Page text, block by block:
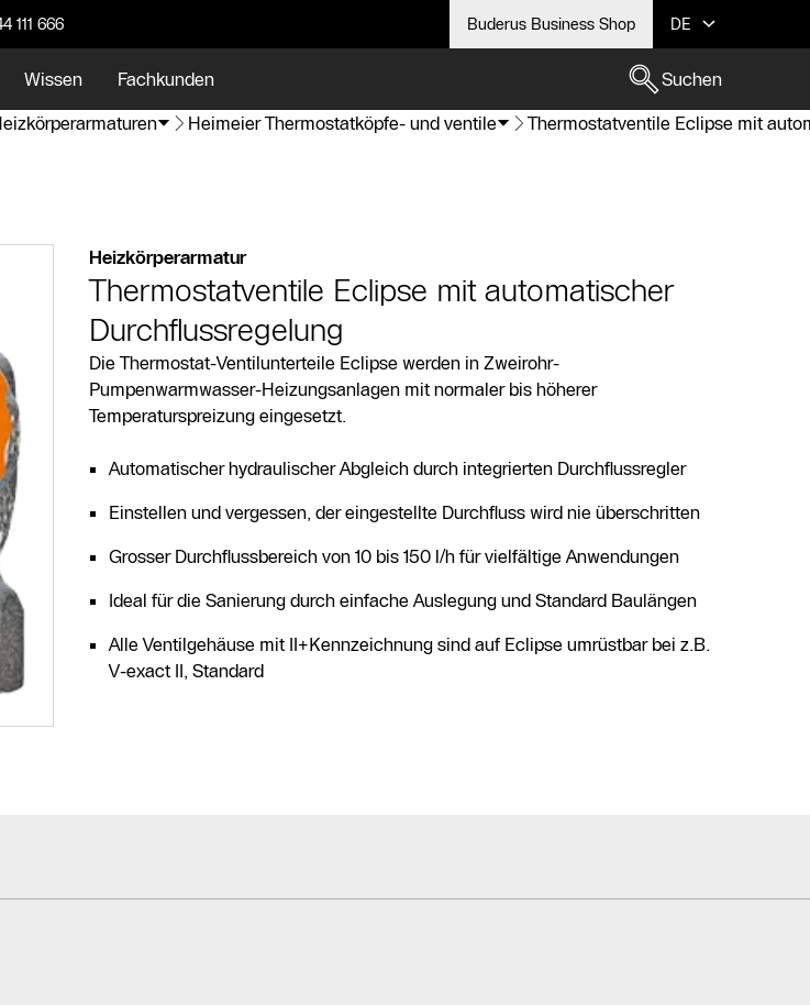
111 666 Buderus Business Shop DE
Wissen Fachkunden
Suchen
Heimeier Thermostatköpfe- und ventile Thermostatventile Eclipse mit
Heizkörperarmatur
Thermostatventile Eclipse mit automatischer
Durchflussregelung
Die Thermostat-Ventilunterteile Eclipse werden in Zweirohr-
Pumpenwarmwasser-Heizungsanlagen mit normaler bis höherer
Temperaturspreizung eingesetzt.
Automatischer hydraulischer Abgleich durch integrierten Durchflussregler
Einstellen und vergessen, der eingestellte Durchfluss wird nie überschritten
Grosser Durchflussbereich von 10 bis 150 l/h für vielfältige Anwendungen
Ideal für die Sanierung durch einfache Auslegung und Standard Baulängen
Alle Ventilgehäuse mit II+Kennzeichnung sind auf Eclipse umrüstbar bei z.B.
V-exact II, Standard